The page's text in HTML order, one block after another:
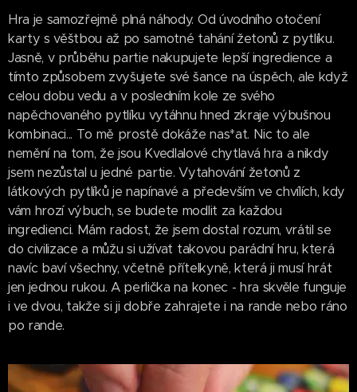
Hra je samozřejmě plná náhody. Od úvodního otočení
karty s věštbou až po samotné tahání žetonů z pytlíku.
Jasně, v průběhu partie nakupujete lepší ingredience a
tímto způsobem zvyšujete své šance na úspěch, ale když
celou dobu vedu a v posledním kole ze svého
napěchovaného pytlíku vytáhnu hned zkraje výbušnou
kombinaci... To mě prostě dokáže nas*at. Nic to ale
nemění na tom, že jsou Kvedlalové chytlavá hra a nikdy
jsem nezůstal u jedné partie. Vytahování žetonů z
látkových pytlíků je napínavé a především ve chvílích, kdy
vám hrozí výbuch, se budete modlit za každou
ingredienci. Mám radost, že jsem dostal rozum, vrátil se
do civilizace a můžu si užívat takovou parádní hru, která
navíc baví všechny, včetně přítelkyně, která ji musí hrát
jen jednou rukou. A perlička na konec - hra skvěle funguje
i ve dvou, takže si ji dobře zahrajete i na rande nebo ráno
po rande.